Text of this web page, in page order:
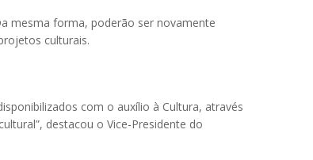
mesma forma, poderão ser novamente
culturais.
com o auxílio à Cultura, através
destacou o Vice-Presidente do